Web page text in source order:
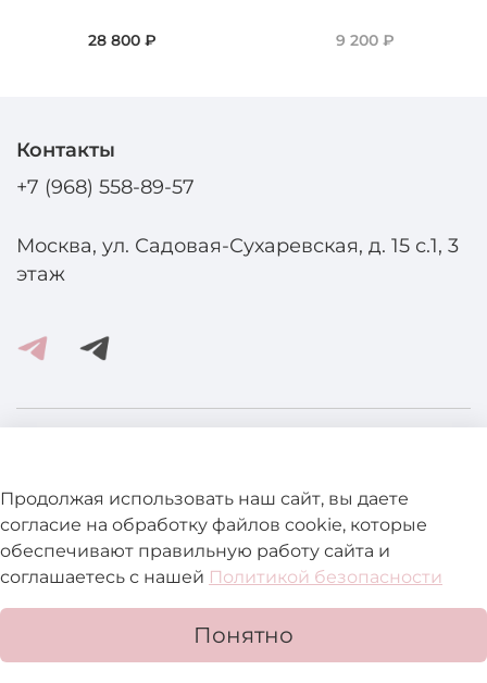
28 800 ₽ 9 200 ₽
Подробнее о магазине
Контакты
+7 (968) 558-89-57
Москва, ул. Садовая-Сухаревская, д. 15 с.1, 3
этаж
Продолжая использовать наш сайт, вы даете
согласие на обработку файлов cookie, которые
обеспечивают правильную работу сайта и
соглашаетесь с нашей Политикой безопасности
Понятно